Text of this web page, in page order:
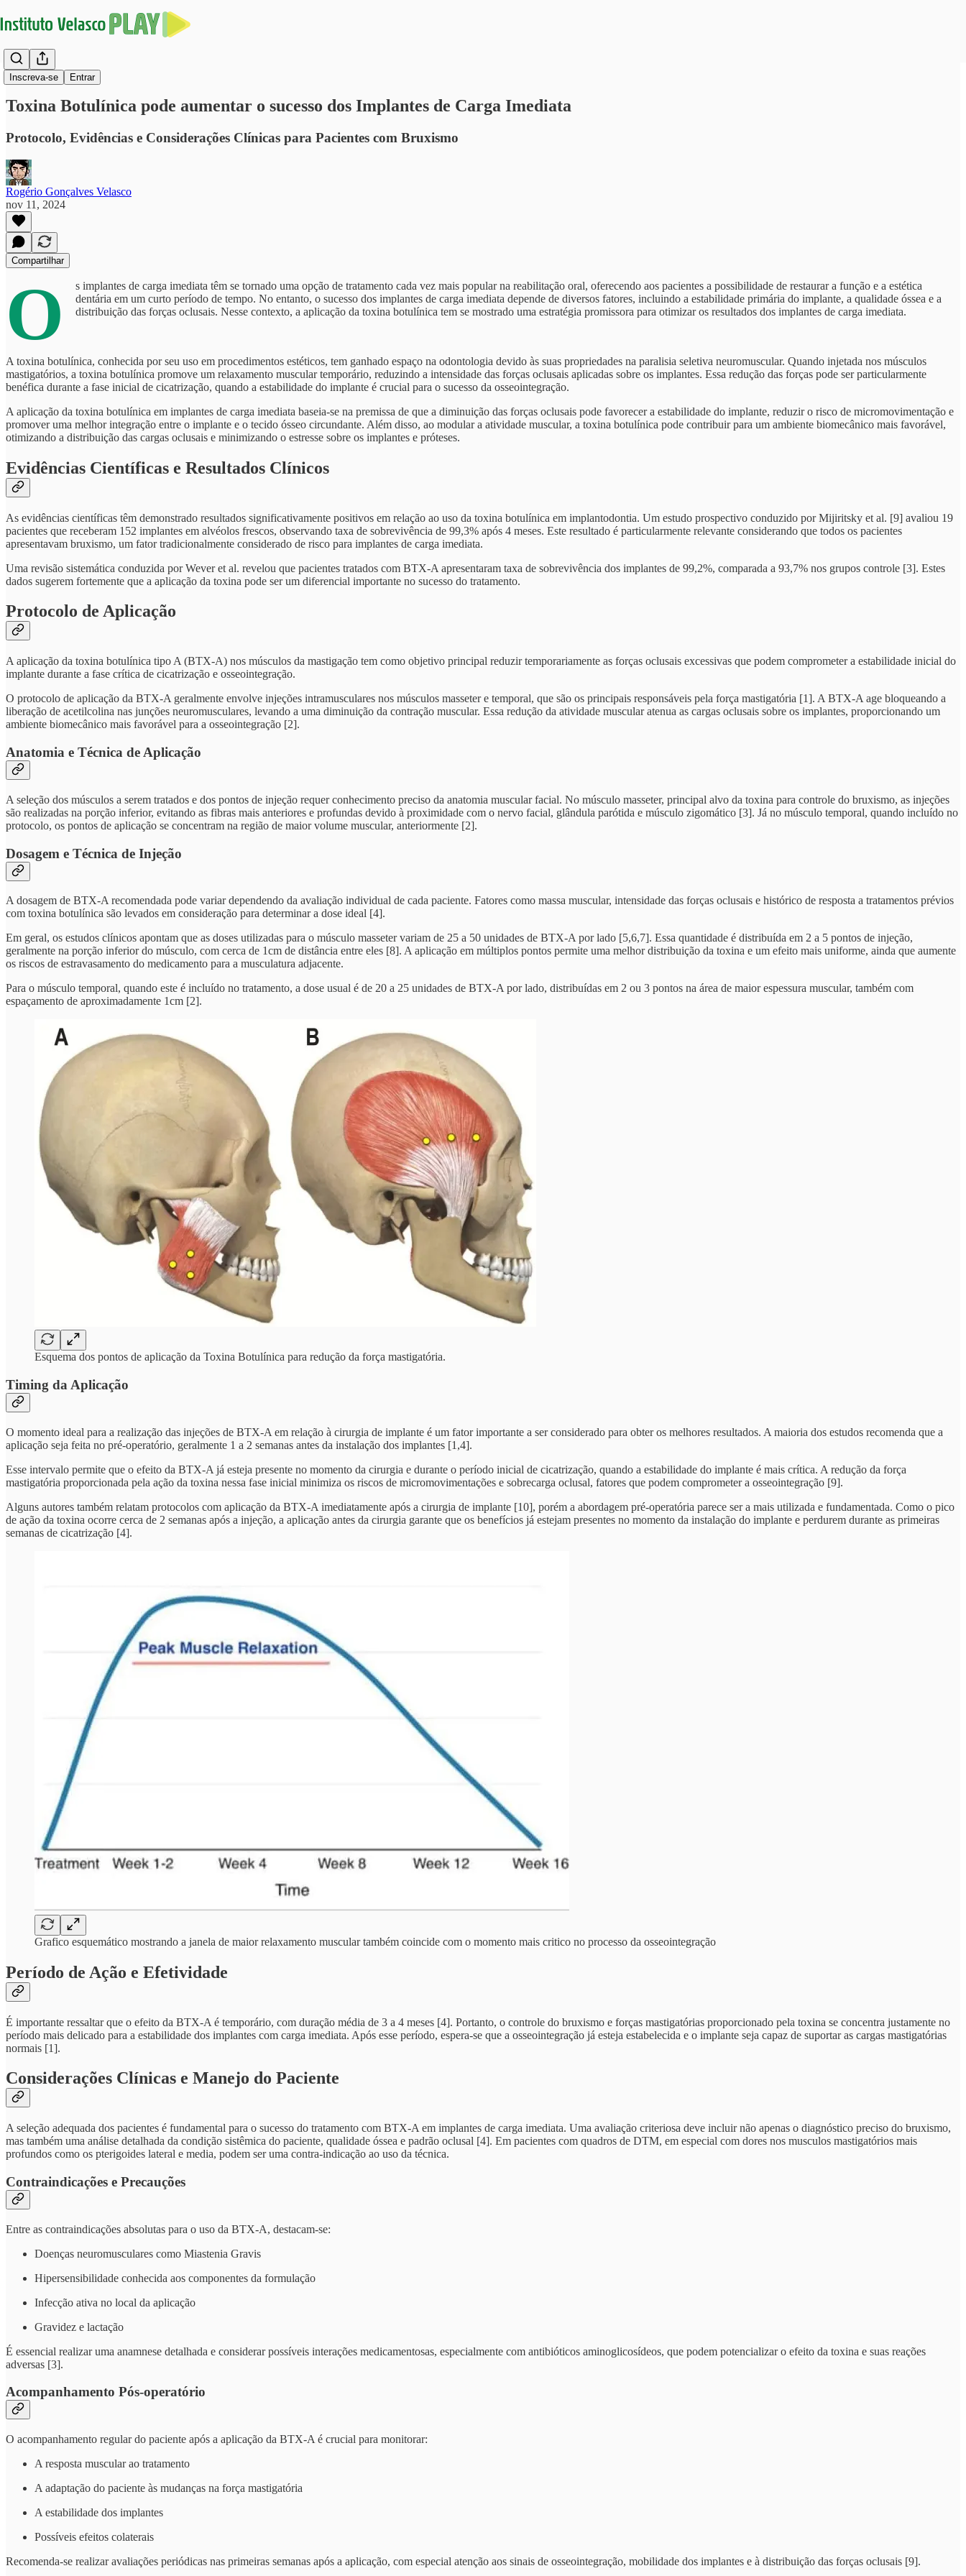
Inscreva-se Entrar
Implantodontia
Toxina Botulínica pode aumentar o sucesso dos Implantes de Carga Imediata
Protocolo, Evidências e Considerações Clínicas para Pacientes com Bruxismo
Rogério Gonçalves Velasco
nov 11, 2024
Compartilhar
O
s implantes de carga imediata têm se tornado uma opção de tratamento cada vez mais popular na reabilitação oral, oferecendo aos pacientes a possibilidade de restaurar a função e a estética
dentária em um curto período de tempo. No entanto, o sucesso dos implantes de carga imediata depende de diversos fatores, incluindo a estabilidade primária do implante, a qualidade óssea e a
distribuição das forças oclusais. Nesse contexto, a aplicação da toxina botulínica tem se mostrado uma estratégia promissora para otimizar os resultados dos implantes de carga imediata.
A toxina botulínica, conhecida por seu uso em procedimentos estéticos, tem ganhado espaço na odontologia devido às suas propriedades na paralisia seletiva neuromuscular. Quando injetada nos músculos
mastigatórios, a toxina botulínica promove um relaxamento muscular temporário, reduzindo a intensidade das forças oclusais aplicadas sobre os implantes. Essa redução das forças pode ser particularmente
benéfica durante a fase inicial de cicatrização, quando a estabilidade do implante é crucial para o sucesso da osseointegração.
A aplicação da toxina botulínica em implantes de carga imediata baseia-se na premissa de que a diminuição das forças oclusais pode favorecer a estabilidade do implante, reduzir o risco de micromovimentação e
promover uma melhor integração entre o implante e o tecido ósseo circundante. Além disso, ao modular a atividade muscular, a toxina botulínica pode contribuir para um ambiente biomecânico mais favorável,
otimizando a distribuição das cargas oclusais e minimizando o estresse sobre os implantes e próteses.
Evidências Científicas e Resultados Clínicos
As evidências científicas têm demonstrado resultados significativamente positivos em relação ao uso da toxina botulínica em implantodontia. Um estudo prospectivo conduzido por Mijiritsky et al. [9] avaliou 19
pacientes que receberam 152 implantes em alvéolos frescos, observando taxa de sobrevivência de 99,3% após 4 meses. Este resultado é particularmente relevante considerando que todos os pacientes
apresentavam bruxismo, um fator tradicionalmente considerado de risco para implantes de carga imediata.
Uma revisão sistemática conduzida por Wever et al. revelou que pacientes tratados com BTX-A apresentaram taxa de sobrevivência dos implantes de 99,2%, comparada a 93,7% nos grupos controle [3]. Estes
dados sugerem fortemente que a aplicação da toxina pode ser um diferencial importante no sucesso do tratamento.
Protocolo de Aplicação
A aplicação da toxina botulínica tipo A (BTX-A) nos músculos da mastigação tem como objetivo principal reduzir temporariamente as forças oclusais excessivas que podem comprometer a estabilidade inicial do
implante durante a fase crítica de cicatrização e osseointegração.
O protocolo de aplicação da BTX-A geralmente envolve injeções intramusculares nos músculos masseter e temporal, que são os principais responsáveis pela força mastigatória [1]. A BTX-A age bloqueando a
liberação de acetilcolina nas junções neuromusculares, levando a uma diminuição da contração muscular. Essa redução da atividade muscular atenua as cargas oclusais sobre os implantes, proporcionando um
ambiente biomecânico mais favorável para a osseointegração [2].
Anatomia e Técnica de Aplicação
A seleção dos músculos a serem tratados e dos pontos de injeção requer conhecimento preciso da anatomia muscular facial. No músculo masseter, principal alvo da toxina para controle do bruxismo, as injeções
são realizadas na porção inferior, evitando as fibras mais anteriores e profundas devido à proximidade com o nervo facial, glândula parótida e músculo zigomático [3]. Já no músculo temporal, quando incluído no
protocolo, os pontos de aplicação se concentram na região de maior volume muscular, anteriormente [2].
Dosagem e Técnica de Injeção
A dosagem de BTX-A recomendada pode variar dependendo da avaliação individual de cada paciente. Fatores como massa muscular, intensidade das forças oclusais e histórico de resposta a tratamentos prévios
com toxina botulínica são levados em consideração para determinar a dose ideal [4].
Em geral, os estudos clínicos apontam que as doses utilizadas para o músculo masseter variam de 25 a 50 unidades de BTX-A por lado [5,6,7]. Essa quantidade é distribuída em 2 a 5 pontos de injeção,
geralmente na porção inferior do músculo, com cerca de 1cm de distância entre eles [8]. A aplicação em múltiplos pontos permite uma melhor distribuição da toxina e um efeito mais uniforme, ainda que aumente
os riscos de estravasamento do medicamento para a musculatura adjacente.
Para o músculo temporal, quando este é incluído no tratamento, a dose usual é de 20 a 25 unidades de BTX-A por lado, distribuídas em 2 ou 3 pontos na área de maior espessura muscular, também com
espaçamento de aproximadamente 1cm [2].
Esquema dos pontos de aplicação da Toxina Botulínica para redução da força mastigatória.
Timing da Aplicação
O momento ideal para a realização das injeções de BTX-A em relação à cirurgia de implante é um fator importante a ser considerado para obter os melhores resultados. A maioria dos estudos recomenda que a
aplicação seja feita no pré-operatório, geralmente 1 a 2 semanas antes da instalação dos implantes [1,4].
Esse intervalo permite que o efeito da BTX-A já esteja presente no momento da cirurgia e durante o período inicial de cicatrização, quando a estabilidade do implante é mais crítica. A redução da força
mastigatória proporcionada pela ação da toxina nessa fase inicial minimiza os riscos de micromovimentações e sobrecarga oclusal, fatores que podem comprometer a osseointegração [9].
Alguns autores também relatam protocolos com aplicação da BTX-A imediatamente após a cirurgia de implante [10], porém a abordagem pré-operatória parece ser a mais utilizada e fundamentada. Como o pico
de ação da toxina ocorre cerca de 2 semanas após a injeção, a aplicação antes da cirurgia garante que os benefícios já estejam presentes no momento da instalação do implante e perdurem durante as primeiras
semanas de cicatrização [4].
Grafico esquemático mostrando a janela de maior relaxamento muscular também coincide com o momento mais critico no processo da osseointegração
Período de Ação e Efetividade
É importante ressaltar que o efeito da BTX-A é temporário, com duração média de 3 a 4 meses [4]. Portanto, o controle do bruxismo e forças mastigatórias proporcionado pela toxina se concentra justamente no
período mais delicado para a estabilidade dos implantes com carga imediata. Após esse período, espera-se que a osseointegração já esteja estabelecida e o implante seja capaz de suportar as cargas mastigatórias
normais [1].
Considerações Clínicas e Manejo do Paciente
A seleção adequada dos pacientes é fundamental para o sucesso do tratamento com BTX-A em implantes de carga imediata. Uma avaliação criteriosa deve incluir não apenas o diagnóstico preciso do bruxismo,
mas também uma análise detalhada da condição sistêmica do paciente, qualidade óssea e padrão oclusal [4]. Em pacientes com quadros de DTM, em especial com dores nos musculos mastigatórios mais
profundos como os pterigoides lateral e media, podem ser uma contra-indicação ao uso da técnica.
Contraindicações e Precauções
Entre as contraindicações absolutas para o uso da BTX-A, destacam-se:
Doenças neuromusculares como Miastenia Gravis
Hipersensibilidade conhecida aos componentes da formulação
Infecção ativa no local da aplicação
Gravidez e lactação
É essencial realizar uma anamnese detalhada e considerar possíveis interações medicamentosas, especialmente com antibióticos aminoglicosídeos, que podem potencializar o efeito da toxina e suas reações
adversas [3].
Acompanhamento Pós-operatório
O acompanhamento regular do paciente após a aplicação da BTX-A é crucial para monitorar:
A resposta muscular ao tratamento
A adaptação do paciente às mudanças na força mastigatória
A estabilidade dos implantes
Possíveis efeitos colaterais
Recomenda-se realizar avaliações periódicas nas primeiras semanas após a aplicação, com especial atenção aos sinais de osseointegração, mobilidade dos implantes e à distribuição das forças oclusais [9].